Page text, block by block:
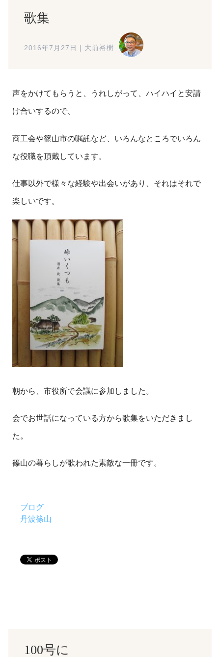
歌集
2016年7月27日 大前裕樹
声をかけてもらうと、うれしがって、ハイハイと安請
け合いするので、
商工会や篠山市の嘱託など、いろんなところでいろん
な役職を頂戴しています。
仕事以外で様々な経験や出会いがあり、それはそれで
楽しいです。
朝から、市役所で会議に参加しました。
会でお世話になっている方から歌集をいただきまし
た。
篠山の暮らしが歌われた素敵な一冊です。
ブログ
丹波篠山
100号に